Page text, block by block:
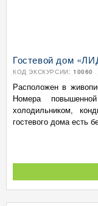
Гостевой дом
КОД ЭКСКУРСИИ: 10060
Расположен в
Номера
холодильником,
гостевого дома есть